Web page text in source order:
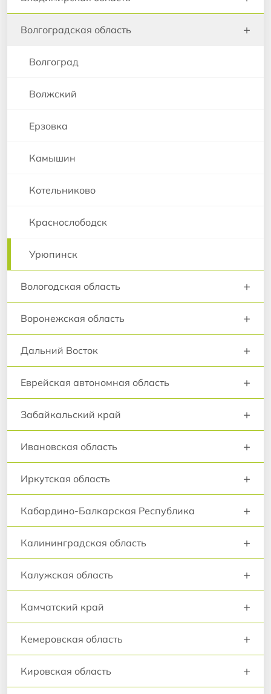
Волгоградская область +
Волгоград
Волжский
Ерзовка
Камышин
Котельниково
Краснослободск
Урюпинск
Вологодская область +
Воронежская область +
Дальний Восток +
Еврейская автономная область +
Забайкальский край +
Ивановская область +
Иркутская область +
Кабардино-Балкарская Республика +
Калининградская область +
Калужская область +
Камчатский край +
Кемеровская область +
Кировская область +